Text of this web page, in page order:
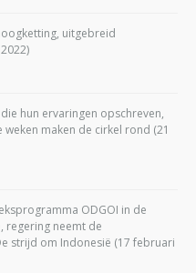
uitgebreid
hun ervaringen opschreven,
maken de cirkel rond (21
ODGOI in de
regering neemt de
strijd om Indonesië (17 februari